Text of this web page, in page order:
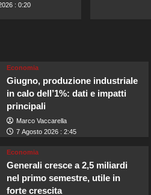
: 0:20
Economia
Giugno, produzione industriale
in calo dell’1%: dati e impatti
principali
Marco Vaccarella
7 Agosto 2026 : 2:45
Economia
Generali cresce a 2,5 miliardi
nel primo semestre, utile in
forte crescita